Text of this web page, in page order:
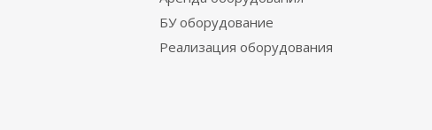
БУ оборудование
Реализация оборудования